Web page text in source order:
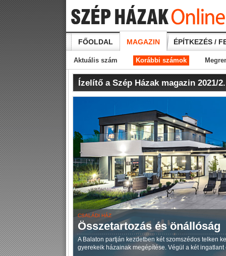
FŐOLDAL MAGAZIN ÉPÍTKEZÉS /
Aktuális szám Korábbi számok
Ízelítő a Szép Házak magazin 2021/
CSALÁDI HÁZ
Összetartozás és önállóság
A Balaton partján kezdetben két szomszédos telken
gyerekeik házainak megépítése. Végül a két ingatlant